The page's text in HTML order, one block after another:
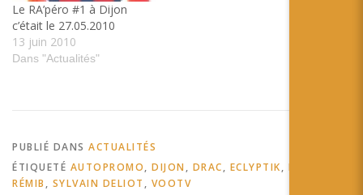
Le RA’péro #1 à Dijon
c’était le 27.05.2010
13 juin 2010
Dans "Actualités"
PUBLIÉ DANS ACTUALITÉS
ÉTIQUETÉ AUTOPROMO, DIJON , DRAC, ECLYPTIK, LAYAR
RÉMIB , SYLVAIN DELIOT , VOOTV